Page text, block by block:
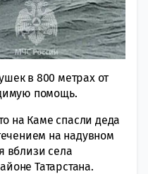
в 800 метрах от
помощь.
на Каме спасли деда
на надувном
вблизи села
Татарстана.